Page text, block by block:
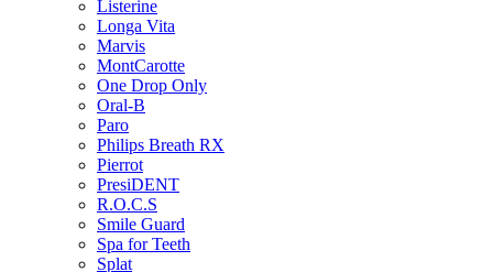
Listerine
Longa Vita
Marvis
MontCarotte
One Drop Only
Oral-B
Paro
Philips Breath RX
Pierrot
PresiDENT
R.O.C.S
Smile Guard
Spa for Teeth
Splat